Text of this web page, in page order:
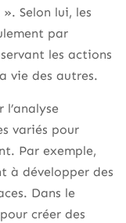
Selon lui, les
par
les actions
vie des autres.
variés pour
Par exemple,
à développer des
Dans le
créer des